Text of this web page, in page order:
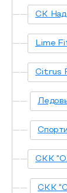
СК
Lime
Citrus
СКК
СКК